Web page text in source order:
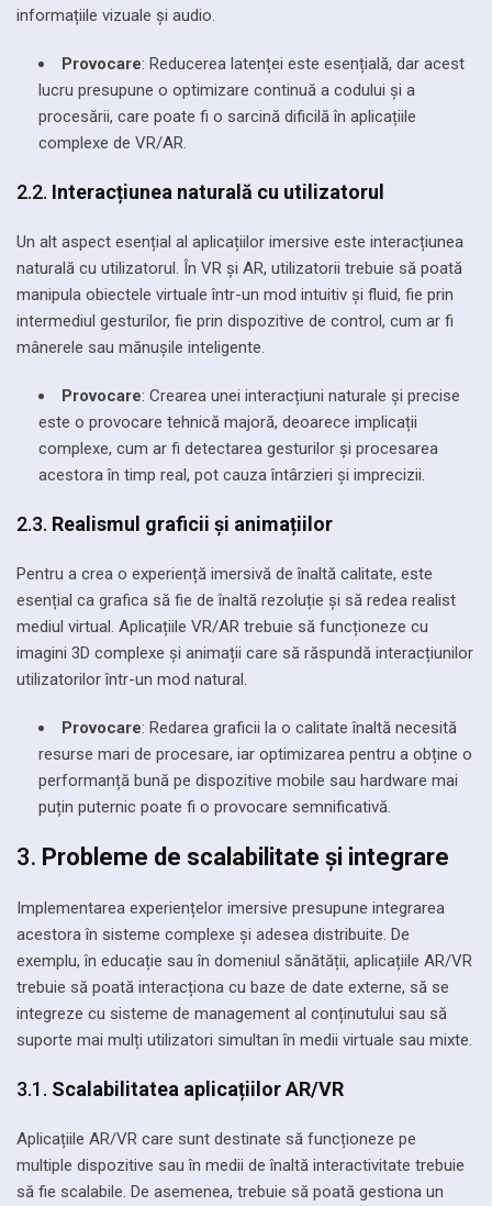
informațiile vizuale și audio.
Provocare: Reducerea latenței este esențială, dar acest
lucru presupune o optimizare continuă a codului și a
procesării, care poate fi o sarcină dificilă în aplicațiile
complexe de VR/AR.
2.2. Interacțiunea naturală cu utilizatorul
Un alt aspect esențial al aplicațiilor imersive este interacțiunea
naturală cu utilizatorul. În VR și AR, utilizatorii trebuie să poată
manipula obiectele virtuale într-un mod intuitiv și fluid, fie prin
intermediul gesturilor, fie prin dispozitive de control, cum ar fi
mânerele sau mănușile inteligente.
Provocare: Crearea unei interacțiuni naturale și precise
este o provocare tehnică majoră, deoarece implicații
complexe, cum ar fi detectarea gesturilor și procesarea
acestora în timp real, pot cauza întârzieri și imprecizii.
2.3. Realismul graficii și animațiilor
Pentru a crea o experiență imersivă de înaltă calitate, este
esențial ca grafica să fie de înaltă rezoluție și să redea realist
mediul virtual. Aplicațiile VR/AR trebuie să funcționeze cu
imagini 3D complexe și animații care să răspundă interacțiunilor
utilizatorilor într-un mod natural.
Provocare: Redarea graficii la o calitate înaltă necesită
resurse mari de procesare, iar optimizarea pentru a obține o
performanță bună pe dispozitive mobile sau hardware mai
puțin puternic poate fi o provocare semnificativă.
3. Probleme de scalabilitate și integrare
Implementarea experiențelor imersive presupune integrarea
acestora în sisteme complexe și adesea distribuite. De
exemplu, în educație sau în domeniul sănătății, aplicațiile AR/VR
trebuie să poată interacționa cu baze de date externe, să se
integreze cu sisteme de management al conținutului sau să
suporte mai mulți utilizatori simultan în medii virtuale sau mixte.
3.1. Scalabilitatea aplicațiilor AR/VR
Aplicațiile AR/VR care sunt destinate să funcționeze pe
multiple dispozitive sau în medii de înaltă interactivitate trebuie
să fie scalabile. De asemenea, trebuie să poată gestiona un